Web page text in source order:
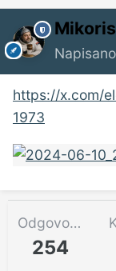
Napisano
https://x.com/
1973
Odgovora
254